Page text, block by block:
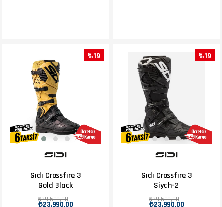
Sıdı Crossfıre 3
Gold Black
₺23.990,00
₺29.500,00
%19
Sıdı Crossfıre 3
Siyah-2
₺23.990,00
₺29.500,00
%19